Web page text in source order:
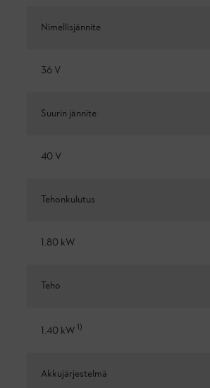
Nimellisjännite
36 V
Suurin jännite
40 V
Tehonkulutus
1.80 kW
Teho
1.40 kW1)
Akkujärjestelmä